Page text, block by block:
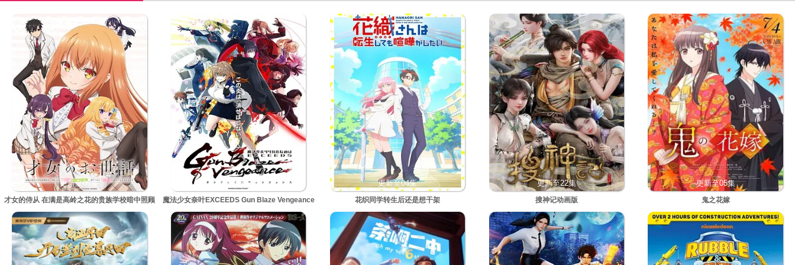
更新至05集
才女的侍从 在满是高岭之花的贵族学校暗中照顾
更新至05集
魔法少女奈叶EXCEEDS Gun Blaze Vengeance
更新至04集
花织同学转生后还是想干架
更新至22集
搜神记动画版
更新至05集
鬼之花嫁